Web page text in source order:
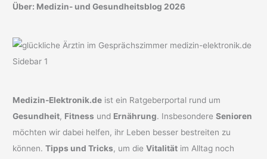
Über: Medizin- und Gesundheitsblog 2026
Medizin-Elektronik.de ist ein Ratgeberportal rund um
Gesundheit, Fitness und Ernährung. InsbesondereSenioren
möchten wir dabei helfen, ihr Leben besser bestreiten zu
können.Tipps und Tricks, um dieVitalität im Alltag noch